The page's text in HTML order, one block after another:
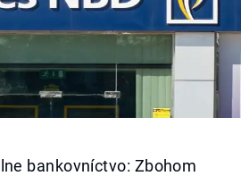
bankovníctvo: Zbohom